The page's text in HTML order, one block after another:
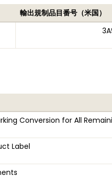
輸出規制品目番号（米国）
Conversion for All
Label